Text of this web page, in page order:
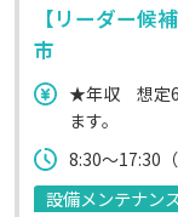
【リーダー候
市
★年収 想定
ます。
8:30～17:30（
設備メンテナン